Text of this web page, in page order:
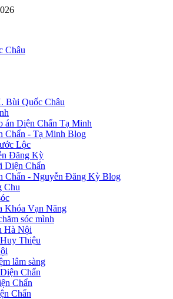
Bùi Quốc Châu
án Diện Chẩn Tạ Minh
Chẩn - Tạ Minh Blog
Lộc
Đăng Kỳ
Diện Chẩn
Chẩn - Nguyễn Đăng Kỳ Blog
Chu
Khóa Vạn Năng
sóc mình
Hà Nội
Thiệu
lâm sàng
Chẩn
Chẩn
Chẩn